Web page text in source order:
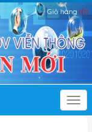
Giỏ hàng (0)